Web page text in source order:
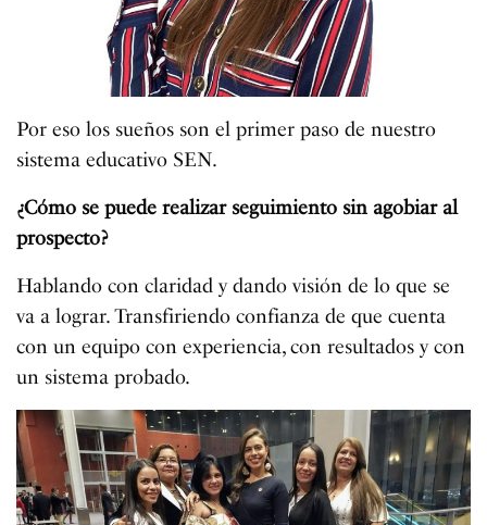
Por eso los sueños son el primer paso de nuestro
sistema educativo SEN.
¿Cómo se puede realizar seguimiento sin agobiar al
prospecto?
Hablando con claridad y dando visión de lo que se
va a lograr. Transfiriendo confianza de que cuenta
con un equipo con experiencia, con resultados y con
un sistema probado.